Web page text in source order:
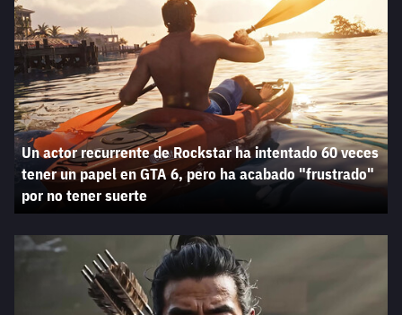
Un actor recurrente de Rockstar ha intentado 60 veces
tener un papel en GTA 6, pero ha acabado "frustrado"
por no tener suerte